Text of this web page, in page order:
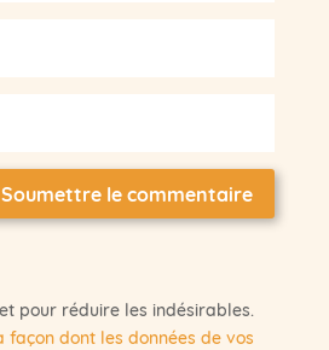
Soumettre le commentaire
pour réduire les indésirables.
façon dont les données de vos